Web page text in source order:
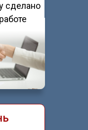
сделано